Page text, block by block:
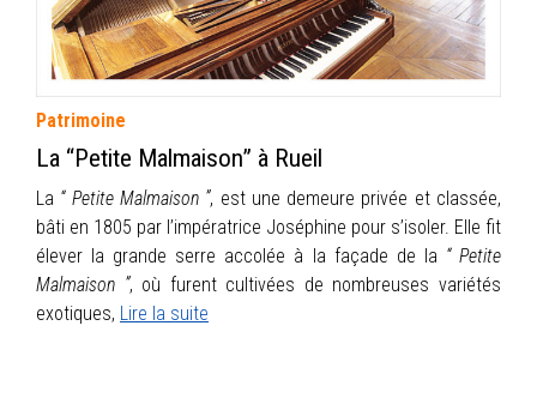
CONTACT
Patrimoine
La “Petite Malmaison” à Rueil
La “ Petite Malmaison ”, est une demeure privée et classée,
bâti en 1805 par l’impératrice Joséphine pour s’isoler. Elle fit
élever la grande serre accolée à la façade de la “ Petite
Malmaison ”, où furent cultivées de nombreuses variétés
exotiques, Lire la suite